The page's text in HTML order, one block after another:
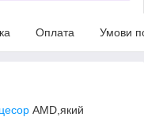
Оплата Умови
AMD,який